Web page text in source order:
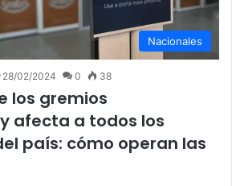
Nacionales
28/02/2024 0 38
los gremios
afecta a todos los
país: cómo operan las